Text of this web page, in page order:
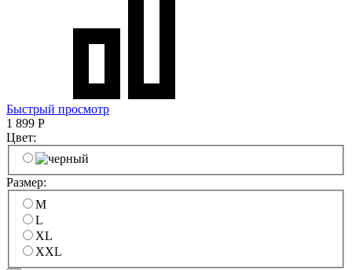
Быстрый просмотр
1 899 Р
Цвет:
Размер:
M
L
XL
XXL